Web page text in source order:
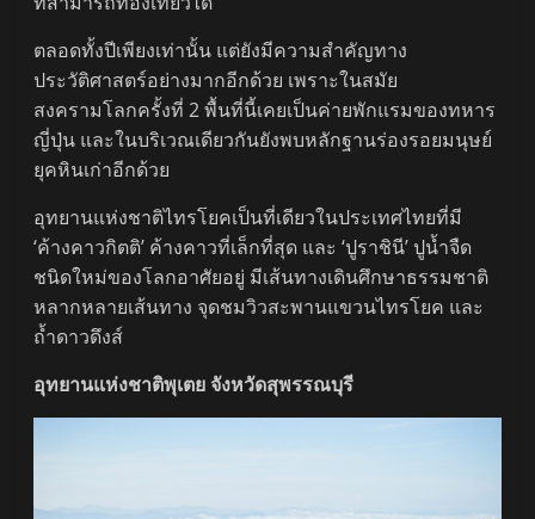
ตลอดทั้งปีเพียงเท่านั้น แต่ยังมีความสำคัญทาง
ประวัติศาสตร์อย่างมากอีกด้วย เพราะในสมัย
สงครามโลกครั้งที่ 2 พื้นที่นี้เคยเป็นค่ายพักแรมของทหาร
ญี่ปุ่น และในบริเวณเดียวกันยังพบหลักฐานร่องรอยมนุษย์
ยุคหินเก่าอีกด้วย
อุทยานแห่งชาติไทรโยคเป็นที่เดียวในประเทศไทยที่มี
‘ค้างคาวกิตติ’ ค้างคาวที่เล็กที่สุด และ ‘ปูราชินี’ ปูน้ำจืด
ชนิดใหม่ของโลกอาศัยอยู่ มีเส้นทางเดินศึกษาธรรมชาติ
หลากหลายเส้นทาง จุดชมวิวสะพานแขวนไทรโยค และ
ถ้ำดาวดึงส์
อุทยานแห่งชาติพุเตย จังหวัดสุพรรณบุรี